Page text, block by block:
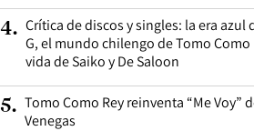
4. Crítica de discos y singles: la era azul
G, el mundo chilengo de Tomo Como
vida de Saiko y De Saloon
5. Tomo Como Rey reinventa “Me Voy”
Venegas